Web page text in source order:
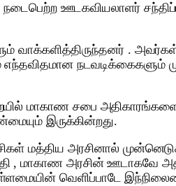
ஊடகவியலாளர்
வாக்களித்திருந்தனர் .
நடவடிக்கைகளும்
மாகாண சபை
இருக்கின்றது.
மத்திய அரசினால்
, மாகாண அரசின் ஊடாகவே
வெளிப்பாடே